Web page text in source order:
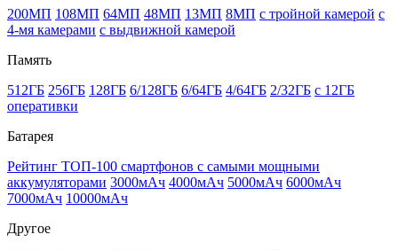
200МП 108МП 64МП 48МП 13МП 8МП с тройной камерой с
4-мя камерами с выдвижной камерой
Память
512ГБ 256ГБ 128ГБ 6/128ГБ 6/64ГБ 4/64ГБ 2/32ГБ с 12ГБ
оперативки
Батарея
Рейтинг ТОП-100 смартфонов с самыми мощными
аккумуляторами 3000мАч 4000мАч 5000мАч 6000мАч
7000мАч 10000мАч
Другое